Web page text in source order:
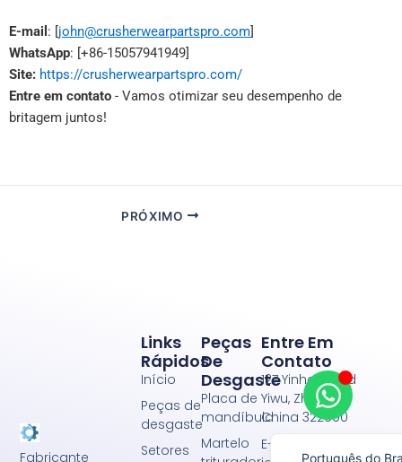
E-mail : [john@crusherwearpartspro.com]
WhatsApp: [+86-15057941949]
Site: https://crusherwearpartspro.com/
Entre em contato - Vamos otimizar seu desempenho de
britagem juntos!
PRÓXIMO
Fabricante
Peças
De
Desgaste
Placa de
mandíbula
Martelo
Links
Rápidos
Início
Peças de
desgaste
Setores
Entre Em
Contato
127 Yinhai Road
Yiwu, Zhejiang,
China 322000
E-mail:
Português do
Español de
العربية
Русский